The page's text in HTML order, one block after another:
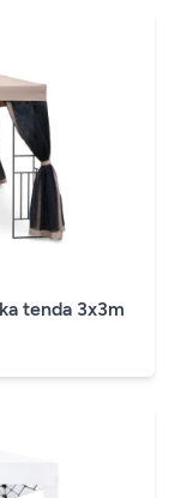
tenda 3x3m